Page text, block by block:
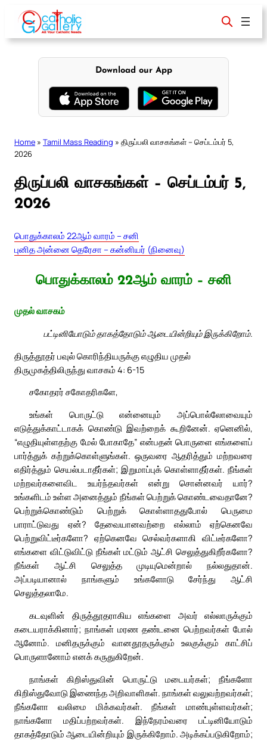
content
Download our App
Home » Tamil Mass Reading » திருப்பலி வாசகங்கள் – செப்டம்பர் 5,
2026
திருப்பலி வாசகங்கள் – செப்டம்பர் 5,
2026
பொதுக்காலம் 22ஆம் வாரம் – சனி
புனித அன்னை தெரேசா – கன்னியர் (நினைவு)
பொதுக்காலம் 22ஆம் வாரம் – சனி
முதல் வாசகம்
பட்டினியோடும் தாகத்தோடும் ஆடையின்றியும் இருக்கிறோம்.
திருத்தூதர் பவுல் கொரிந்தியருக்கு எழுதிய முதல்
திருமுகத்திலிருந்து வாசகம் 4: 6-15
சகோதரர் சகோதரிகளே,
உங்கள் பொருட்டு என்னையும் அப்பொல்லோவையும்
எடுத்துக்காட்டாகக் கொண்டு இவற்றைக் கூறினேன். ஏனெனில்,
“எழுதியுள்ளதற்கு மேல் போகாதே” என்பதன் பொருளை எங்களைப்
பார்த்துக் கற்றுக்கொள்ளுங்கள். ஒருவரை ஆதரித்தும் மற்றவரை
எதிர்த்தும் செயல்படாதீர்கள்; இறுமாப்புக் கொள்ளாதீர்கள். நீங்கள்
மற்றவர்களைவிட உயர்ந்தவர்கள் என்று சொன்னவர் யார்?
உங்களிடம் உள்ள அனைத்தும் நீங்கள் பெற்றுக் கொண்டவைதானே?
பெற்றுக்கொண்டும் பெற்றுக் கொள்ளாததுபோல் பெருமை
பாராட்டுவது ஏன்? தேவையானவற்றை எல்லாம் ஏற்கெனவே
பெற்றுவிட்டீர்களோ? ஏற்கெனவே செல்வர்களாகி விட்டீர்களோ?
எங்களை விட்டுவிட்டு நீங்கள் மட்டும் ஆட்சி செலுத்துகிறீர்களோ?
நீங்கள் ஆட்சி செலுத்த முடியுமென்றால் நல்லதுதான்.
அப்படியானால் நாங்களும் உங்களோடு சேர்ந்து ஆட்சி
செலுத்தலாமே.
கடவுளின் திருத்தூதராகிய எங்களை அவர் எல்லாருக்கும்
கடையராக்கினார்; நாங்கள் மரண தண்டனை பெற்றவர்கள் போல்
ஆனோம். மனிதருக்கும் வானதூதருக்கும் உலகுக்கும் காட்சிப்
பொருளானோம் எனக் கருதுகிறேன்.
நாங்கள் கிறிஸ்துவின் பொருட்டு மடையர்கள்; நீங்களோ
கிறிஸ்துவோடு இணைந்த அறிவாளிகள். நாங்கள் வலுவற்றவர்கள்;
நீங்களோ வலிமை மிக்கவர்கள். நீங்கள் மாண்புள்ளவர்கள்;
நாங்களோ மதிப்பற்றவர்கள். இந்நேரம்வரை பட்டினியோடும்
தாகத்தோடும் ஆடையின்றியும் இருக்கிறோம். அடிக்கப்படுகிறோம்;